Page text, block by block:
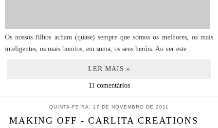
Os nossos filhos acham (quase) sempre que somos os melhores, os mais
inteligentes, os mais bonitos, em suma, os seus heróis. Ao ver este ...
LER MAIS »
11 comentários
QUINTA-FEIRA, 17 DE NOVEMBRO DE 2011
MAKING OFF - CARLITA CREATIONS